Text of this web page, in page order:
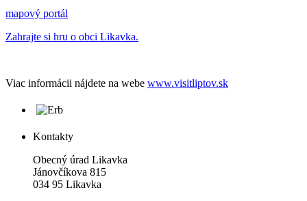
mapový portál
Zahrajte si hru o obci Likavka.
Viac informácii nájdete na webe www.visitliptov.sk
Kontakty
Obecný úrad Likavka
Jánovčíkova 815
034 95 Likavka